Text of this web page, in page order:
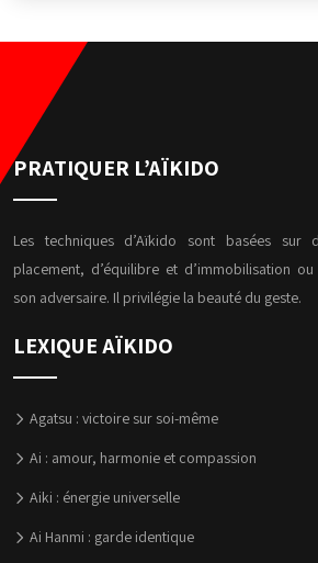
PRATIQUER L’AÏKIDO
Les techniques d’Aïkido sont basées sur
placement, d’équilibre et d’immobilisation
son adversaire. Il privilégie la beauté du geste.
LEXIQUE AÏKIDO
Agatsu : victoire sur soi-même
Ai : amour, harmonie et compassion
Aiki : énergie universelle
Ai Hanmi : garde identique